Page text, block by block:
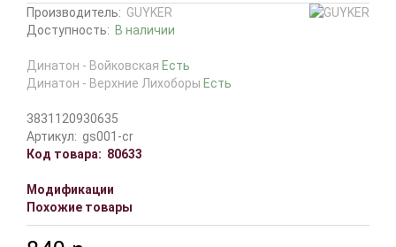
Производитель: GUYKER
Доступность: В наличии
Динатон - Войковская Есть
Динатон - Верхние Лихоборы Есть
3831120930635
Артикул: gs001-cr
Код товара: 80633
Модификации
Похожие товары